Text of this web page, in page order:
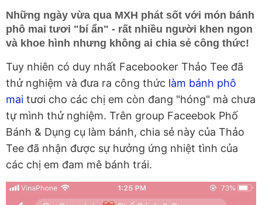
Những ngày vừa qua MXH phát sốt với món bánh
phô mai tươi "bí ẩn" - rất nhiều người khen ngon
và khoe hình nhưng không ai chia sẻ công thức!
Tuy nhiên có duy nhất Facebooker Thảo Tee đã
thử nghiệm và đưa ra công thức làm bánh phô
mai tươi cho các chị em còn đang "hóng" mà chưa
tự mình thử nghiệm. Trên group Faceebok Phố
Bánh & Dụng cụ làm bánh, chia sẻ này của Thảo
Tee đã nhận được sự hưởng ứng nhiệt tình của
các chị em đam mê bánh trái.